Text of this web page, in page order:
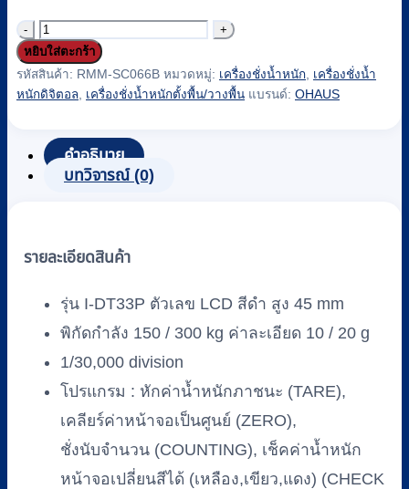
จำนวน
เครื่อง
ชั่ง
ตั้ง
OHAUS
Defender
(I-
DT33P-
EA5060)
ชิ้น
หยิบใส่ตะกร้า
รหัสสินค้า: RMM-SC066B หมวดหมู่: เครื่องชั่งน้ำหนัก เครื่องชั่งน้ำ
หนักดิจิตอล เครื่องชั่งน้ำหนักตั้งพื้น/วางพื้น แบรนด์: OHAUS
คำอธิบาย
บทวิจารณ์ (0)
รายละเอียดสินค้า
รุ่น I-DT33P ตัวเลข LCD สีดำ สูง 45 mm
พิกัดกำลัง 150 / 300 kg ค่าละเอียด 10 / 20 g
1/30,000 division
โปรแกรม : หักค่าน้ำหนักภาชนะ (TARE),
เคลียร์ค่าหน้าจอเป็นศูนย์ (ZERO),
ชั่งนับจำนวน (COUNTING), เช็คค่าน้ำหนัก
หน้าจอเปลี่ยนสีได้ (เหลือง,เขียว,แดง) (CHECK